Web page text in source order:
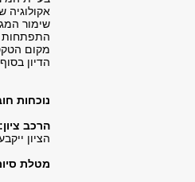
אקולוגיה
שימור
התפתחות
מקום
הדיון
נוכחות
הרכב ציון:
הציון
מטלת